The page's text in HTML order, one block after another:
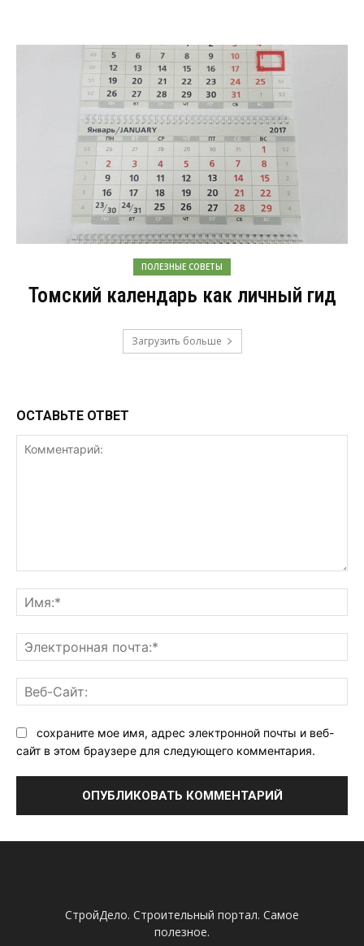
ПОЛЕЗНЫЕ СОВЕТЫ
Томский календарь как личный гид
Загрузить больше
ОСТАВЬТЕ ОТВЕТ
сохраните мое имя, адрес электронной почты и веб-
сайт в этом браузере для следующего комментария.
СтройДело. Строительный портал. Самое
полезное.